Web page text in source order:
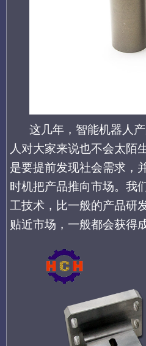
这几年，智能机器人
人对大家来说也不会太陌
是要提前发现社会需求，
时机把产品推向市场。我
工技术，比一般的产品研
贴近市场，一般都会获得